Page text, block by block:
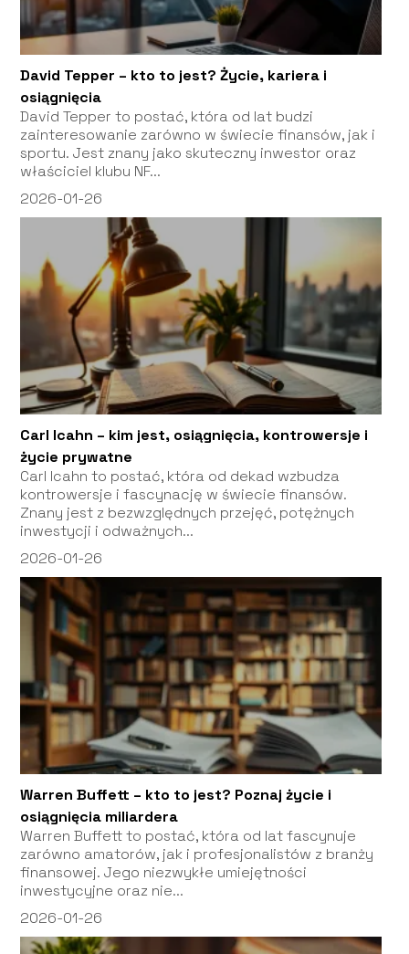
David Tepper – kto to jest? Życie, kariera i
osiągnięcia
David Tepper to postać, która od lat budzi
zainteresowanie zarówno w świecie finansów, jak i
sportu. Jest znany jako skuteczny inwestor oraz
właściciel klubu NF...
2026-01-26
Carl Icahn – kim jest, osiągnięcia, kontrowersje i
życie prywatne
Carl Icahn to postać, która od dekad wzbudza
kontrowersje i fascynację w świecie finansów.
Znany jest z bezwzględnych przejęć, potężnych
inwestycji i odważnych...
2026-01-26
Warren Buffett – kto to jest? Poznaj życie i
osiągnięcia miliardera
Warren Buffett to postać, która od lat fascynuje
zarówno amatorów, jak i profesjonalistów z branży
finansowej. Jego niezwykłe umiejętności
inwestycyjne oraz nie...
2026-01-26